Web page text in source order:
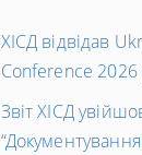
ХІСД відвідав
Conference 2026
Звіт ХІСД